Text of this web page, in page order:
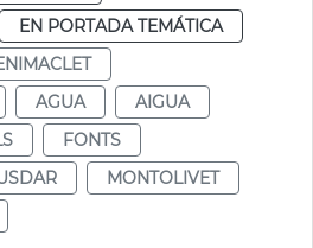
EN PORTADA TEMÁTICA
AGUA
AIGUA
FONTS
MONTOLIVET